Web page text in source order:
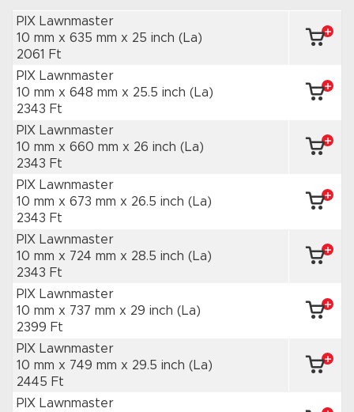
PIX Lawnmaster
10 mm x 635 mm x 25 inch (La)
2061 Ft
PIX Lawnmaster
10 mm x 648 mm x 25.5 inch (La)
2343 Ft
PIX Lawnmaster
10 mm x 660 mm x 26 inch (La)
2343 Ft
PIX Lawnmaster
10 mm x 673 mm x 26.5 inch (La)
2343 Ft
PIX Lawnmaster
10 mm x 724 mm x 28.5 inch (La)
2343 Ft
PIX Lawnmaster
10 mm x 737 mm x 29 inch (La)
2399 Ft
PIX Lawnmaster
10 mm x 749 mm x 29.5 inch (La)
2445 Ft
PIX Lawnmaster